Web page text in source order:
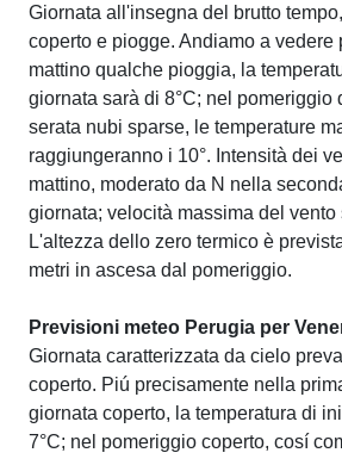
Giornata all'insegna del brutto
coperto e piogge. Andiamo a vedere
mattino qualche pioggia, la
giornata sarà di 8°C; nel pomeriggio
serata nubi sparse, le temperature
raggiungeranno i 10°. Intensità dei
mattino, moderato da N nella
giornata; velocità massima del vento
L'altezza dello zero termico è
metri in ascesa dal pomeriggio.
Previsioni meteo Perugia per
Giornata caratterizzata da cielo
coperto. Piú precisamente nella
giornata coperto, la temperatura di
7°C; nel pomeriggio coperto, cosí